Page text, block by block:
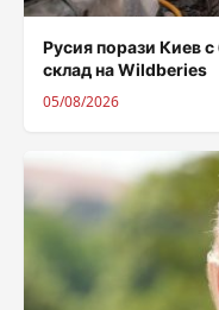
Русия порази Киев
склад на Wildberies
05/08/2026